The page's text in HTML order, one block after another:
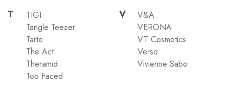
T
TIGI
Tangle Teezer
Tarte
The Act
Theramid
Too Faced
V
V&A
VERONA
VT Cosmetics
Verso
Vivienne Sabo